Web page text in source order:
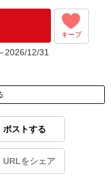
キープ
2026/12/31
ポストする
URLをシェア